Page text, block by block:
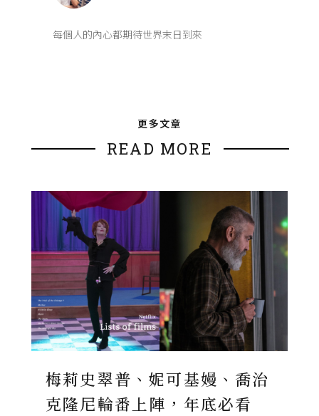
每個人的內心都期待世界末日到來
更多文章
READ MORE
梅莉史翠普、妮可基嫚、喬治
克隆尼輪番上陣，年底必看